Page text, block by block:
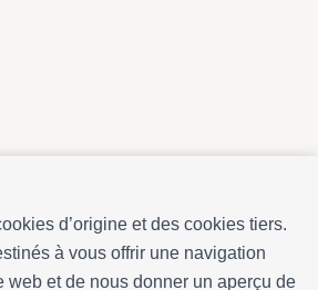
d’origine et des cookies tiers.
à vous offrir une navigation
web et de nous donner un aperçu de